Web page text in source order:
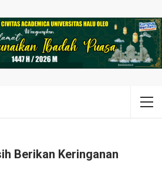
Berikan Keringanan